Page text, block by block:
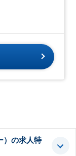
）の求人特